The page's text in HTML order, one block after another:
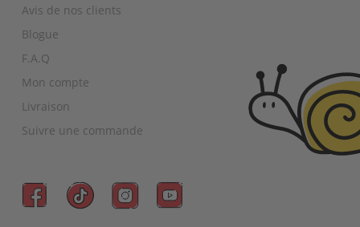
Avis de nos clients
Blogue
F.A.Q
Mon compte
Livraison
Suivre une commande